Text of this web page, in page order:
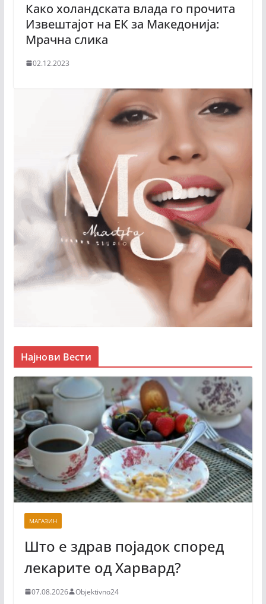
Како холандската влада го прочита
Извештајот на ЕК за Македонија:
Мрачна слика
02.12.2023
Најнови Вести
МАГАЗИН
Што е здрав појадок според
лекарите од Харвард?
07.08.2026 Objektivno24